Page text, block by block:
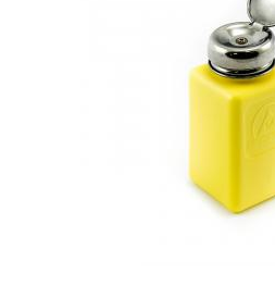
benzín, ředidlo a další hořlavé látky či nehořlavé látky.
Objem: 150ml Materiál: ESD HDPE s